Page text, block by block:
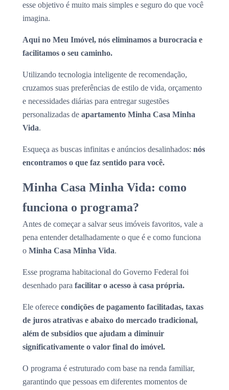
esse objetivo é muito mais simples e seguro do que você
imagina.
Aqui no Meu Imóvel, nós eliminamos a burocracia e
facilitamos o seu caminho.
Utilizando tecnologia inteligente de recomendação,
cruzamos suas preferências de estilo de vida, orçamento
e necessidades diárias para entregar sugestões
personalizadas de apartamento Minha Casa Minha
Vida.
Esqueça as buscas infinitas e anúncios desalinhados: nós
encontramos o que faz sentido para você.
Minha Casa Minha Vida: como
funciona o programa?
Antes de começar a salvar seus imóveis favoritos, vale a
pena entender detalhadamente o que é e como funciona
o Minha Casa Minha Vida.
Esse programa habitacional do Governo Federal foi
desenhado para facilitar o acesso à casa própria.
Ele oferece condições de pagamento facilitadas, taxas
de juros atrativas e abaixo do mercado tradicional,
além de subsídios que ajudam a diminuir
significativamente o valor final do imóvel.
O programa é estruturado com base na renda familiar,
garantindo que pessoas em diferentes momentos de